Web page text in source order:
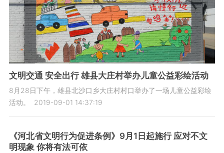
文明交通 安全出行 雄县大庄村举办儿童公益彩绘活动
8月28日下午，雄县北沙口乡大庄村村口举办了一场儿童公益彩绘
活动。
2019-09-01 14:37:19
《河北省文明行为促进条例》9月1日起施行 应对不文
明现象 你将有法可依